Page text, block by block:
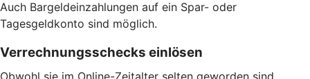
Auch Bargeldeinzahlungen auf ein Spar- oder
Tagesgeldkonto sind möglich.
Verrechnungsschecks einlösen
Obwohl sie im Online-Zeitalter selten geworden sind,